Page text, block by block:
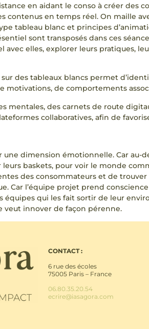
en aidant le conso à créer des
contenus en temps réel. On maille
tableau blanc et principes
sont transposés dans ces
elles, explorer leurs pratiques,
des tableaux blancs permet
motivations, de comportements
mentales, des carnets de route
collaboratives, afin de
une dimension émotionnelle. Car
baskets, pour voir le monde
des consommateurs et de trouver
Car l’équipe projet prend
équipes qui les fait sortir de leur
veut innover de façon pérenne.
CONTACT :
6 rue des écoles
75005 Paris – France
06.80.35.20.54
ecrire@iasagora.com